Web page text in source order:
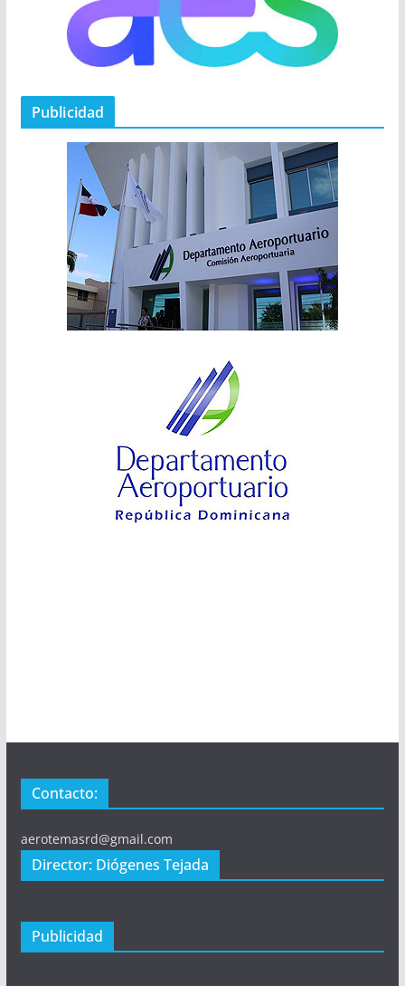
Publicidad
Contacto:
aerotemasrd@gmail.com
Director: Diógenes Tejada
Publicidad